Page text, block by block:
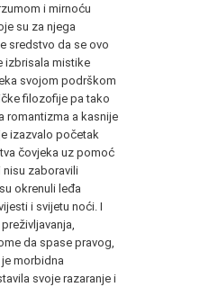
i mirnoću
su za njega
sredstvo da se ovo
izbri­sala mistike
svojom podr­škom
filozofije pa tako
romantizma a kasnije
izazvalo početak
čovjeka uz pomoć
nisu zaboravili
okre­nuli leđa
i svijetu noći. I
da spase pravog,
morbidna
svoje razaranje i